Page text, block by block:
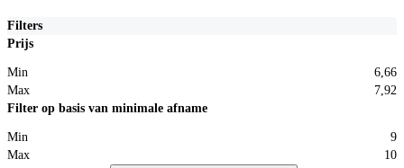
Filters
Prijs
Min
6,66
Max
7,92
Filter op basis van minimale afname
Min
9
Max
10